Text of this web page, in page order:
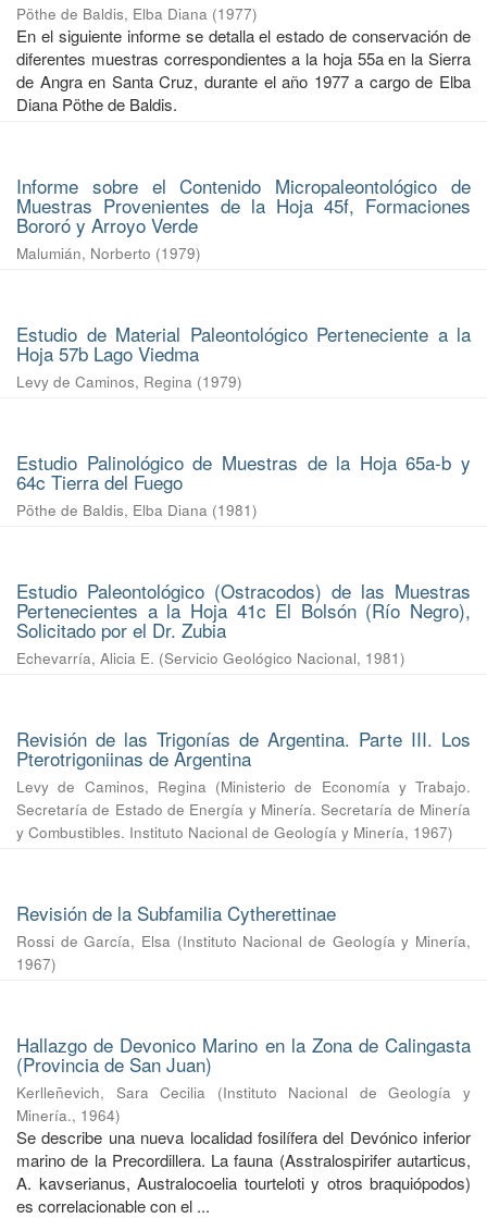
Pöthe de Baldis, Elba Diana (1977)
En el siguiente informe se detalla el estado de conservación de
diferentes muestras correspondientes a la hoja 55a en la Sierra
de Angra en Santa Cruz, durante el año 1977 a cargo de Elba
Diana Pöthe de Baldis.
Informe sobre el Contenido Micropaleontológico de
Muestras Provenientes de la Hoja 45f, Formaciones
Bororó y Arroyo Verde
Malumián, Norberto (1979)
Estudio de Material Paleontológico Perteneciente a la
Hoja 57b Lago Viedma
Levy de Caminos, Regina (1979)
Estudio Palinológico de Muestras de la Hoja 65a-b y
64c Tierra del Fuego
Pöthe de Baldis, Elba Diana (1981)
Estudio Paleontológico (Ostracodos) de las Muestras
Pertenecientes a la Hoja 41c El Bolsón (Río Negro),
Solicitado por el Dr. Zubia
Echevarría, Alicia E. (Servicio Geológico Nacional, 1981)
Revisión de las Trigonías de Argentina. Parte III. Los
Pterotrigoniinas de Argentina
Levy de Caminos, Regina (Ministerio de Economía y Trabajo.
Secretaría de Estado de Energía y Minería. Secretaría de Minería
y Combustibles. Instituto Nacional de Geología y Minería, 1967)
Revisión de la Subfamilia Cytherettinae
Rossi de García, Elsa (Instituto Nacional de Geología y Minería,
1967)
Hallazgo de Devonico Marino en la Zona de Calingasta
(Provincia de San Juan)
Kerlleñevich, Sara Cecilia (Instituto Nacional de Geología y
Minería., 1964)
Se describe una nueva localidad fosilífera del Devónico inferior
marino de la Precordillera. La fauna (Asstralospirifer autarticus,
A. kavserianus, Australocoelia tourteloti y otros braquiópodos)
es correlacionable con el ...